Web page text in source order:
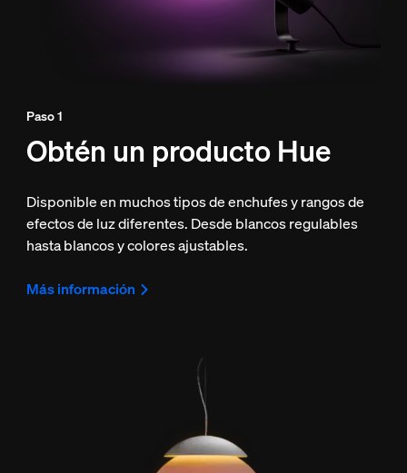
Paso 1
Obtén un producto Hue
Disponible en muchos tipos de enchufes y rangos de
efectos de luz diferentes. Desde blancos regulables
hasta blancos y colores ajustables.
Más información